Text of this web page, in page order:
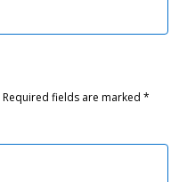
Required fields are marked *